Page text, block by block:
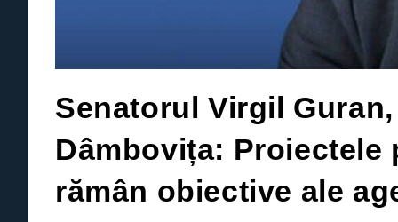
Senatorul Virgil
Dâmbovița: Proiectele
rămân obiective ale